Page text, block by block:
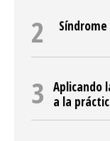
Aplicando
a la